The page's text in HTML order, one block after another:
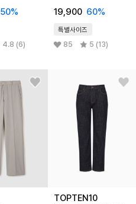
50%
4.8 (6)
19,900 60%
특별사이즈
85 5 (13)
TOPTEN10